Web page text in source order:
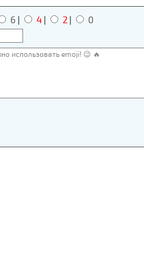
6 | 4 | 2 |
0